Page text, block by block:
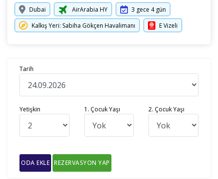
Dubai AirArabia HY
3 gece 4 gün
Kalkış Yeri: Sabiha Gökçen Havalimanı
E Vizeli
Tarih
Yetişkin 1. Çocuk Yaşı 2. Çocuk Yaşı
ODA EKLE REZERVASYON YAP